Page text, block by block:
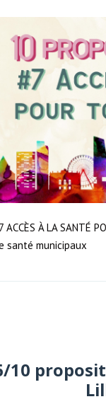
ACCÈS À LA SANTÉ
santé municipaux
10